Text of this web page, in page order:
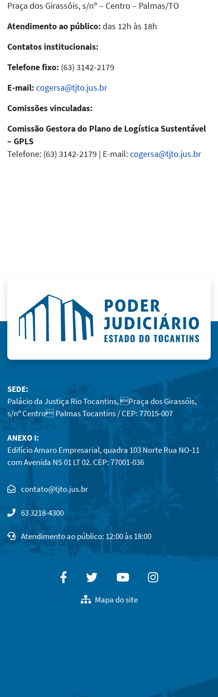
Praça dos Girassóis, s/nº – Centro – Palmas/TO
Atendimento ao público:das 12h às 18h
Contatos institucionais:
Telefone fixo: (63) 3142-2179
E-mail:cogersa@tjto.jus.br
Comissões vinculadas:
Comissão Gestora do Plano de Logística Sustentável
– GPLS
Telefone: (63) 3142-2179 | E-mail:cogersa@tjto.jus.br
SEDE:
Palácio da Justiça Rio Tocantins, Praça dos Girassóis,
s/nº Centro Palmas Tocantins / CEP: 77015-007
ANEXO I:
Edifício Amaro Empresarial, quadra 103 Norte Rua NO-11
com Avenida NS 01 LT 02. CEP: 77001-036
Clique
copiar
e-
mail
63 3218-4300
Atendimento ao público: 12:00 às 18:00
FacebookTwitterYoutubeInstagram
Mapa do site